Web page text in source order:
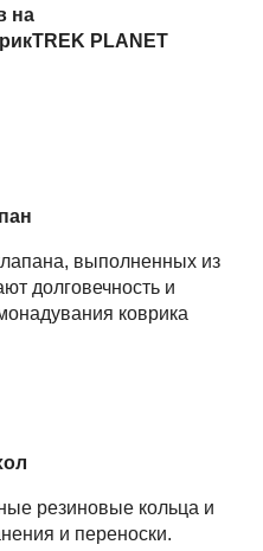
на
PLANET
выполненных из
долговечность и
коврика
резиновые кольца и
и переноски.